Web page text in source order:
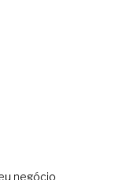
negócio